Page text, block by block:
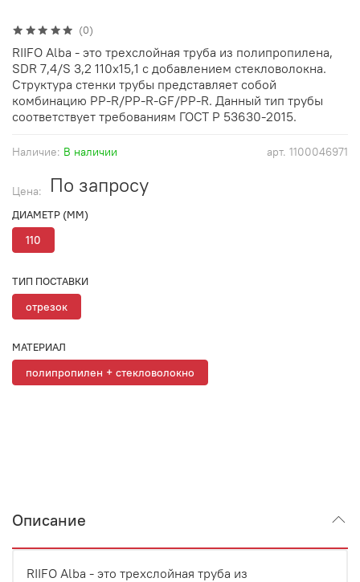
(0)
арт. 1100046971
Наличие: В наличии
Цена: По запросу
ДИАМЕТР (ММ)
110
ТИП ПОСТАВКИ
отрезок
МАТЕРИАЛ
полипропилен + стекловолокно
RIIFO Alba - это трехслойная труба из полипропилена,
SDR 7,4/S 3,2 110x15,1 с добавлением стекловолокна.
Структура стенки трубы представляет собой
комбинацию PP-R/PP-R-GF/PP-R. Данный тип трубы
соответствует требованиям ГОСТ Р 53630-2015.
Описание
RIIFO Alba - это трехслойная труба из